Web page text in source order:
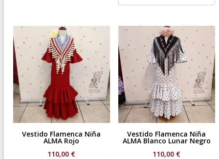
Vestido Flamenca Niña
ALMA Rojo
110,00 €
Vestido Flamenca Niña
ALMA Blanco Lunar Negro
110,00 €